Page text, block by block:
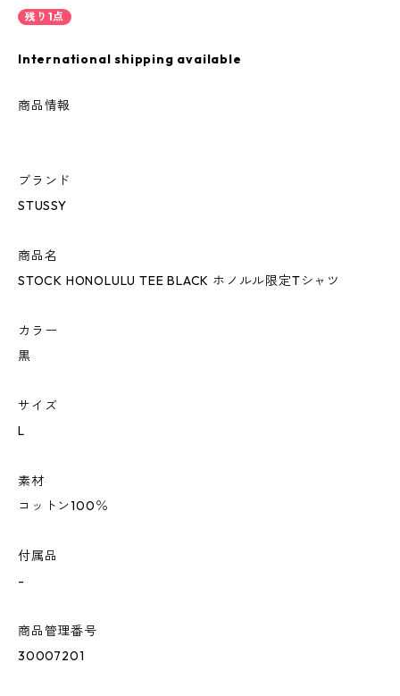
残り1点
International shipping available
商品情報
ブランド
STUSSY
商品名
STOCK HONOLULU TEE BLACK ホノルル限定Tシャツ
カラー
黒
サイズ
L
素材
コットン100％
付属品
-
商品管理番号
30007201